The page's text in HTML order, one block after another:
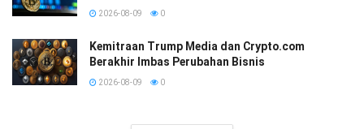
2026-08-09 0
Kemitraan Trump Media dan Crypto.com
Berakhir Imbas Perubahan Bisnis
2026-08-09 0